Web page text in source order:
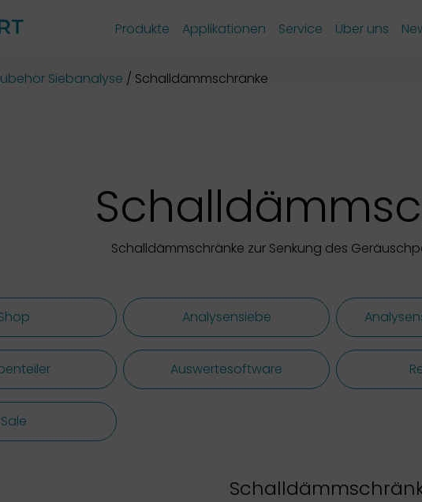
Produkte Applikationen Service Über uns
Siebanalyse Schalldämmschränke
Schalldämmschränke zur Senkung des
Analysensiebe
Auswertesoftware
Sale